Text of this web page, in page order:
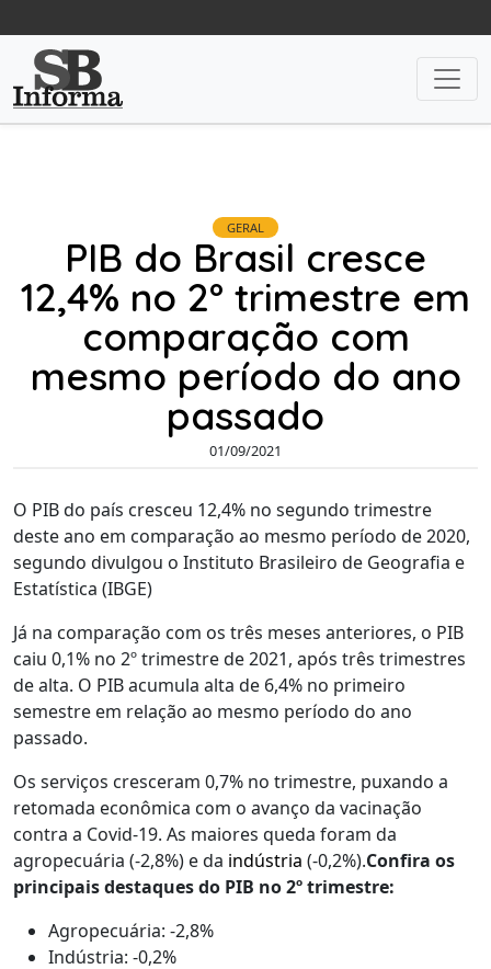
GERAL
PIB do Brasil cresce
12,4% no 2º trimestre em
comparação com
mesmo período do ano
passado
01/09/2021
O PIB do país cresceu 12,4% no segundo trimestre
deste ano em comparação ao mesmo período de 2020,
segundo divulgou o Instituto Brasileiro de Geografia e
Estatística (IBGE)
Já na comparação com os três meses anteriores, o PIB
caiu 0,1% no 2º trimestre de 2021, após três trimestres
de alta. O PIB acumula alta de 6,4% no primeiro
semestre em relação ao mesmo período do ano
passado.
Os serviços cresceram 0,7% no trimestre, puxando a
retomada econômica com o avanço da vacinação
contra a Covid-19. As maiores queda foram da
agropecuária (-2,8%) e da indústria (-0,2%).Confira os
principais destaques do PIB no 2º trimestre:
Agropecuária: -2,8%
Indústria: -0,2%